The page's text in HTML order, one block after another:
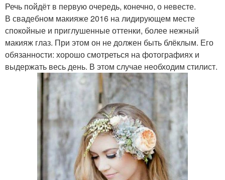
Речь пойдёт в первую очередь, конечно, о невесте.
В свадебном макияже 2016 на лидирующем месте
спокойные и приглушенные оттенки, более нежный
макияж глаз. При этом он не должен быть блёклым. Его
обязанности: хорошо смотреться на фотографиях и
выдержать весь день. В этом случае необходим стилист.